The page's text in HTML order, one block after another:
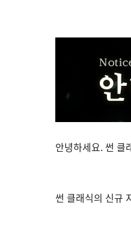
안녕하세요. 썬 클
썬 클래식의 신규